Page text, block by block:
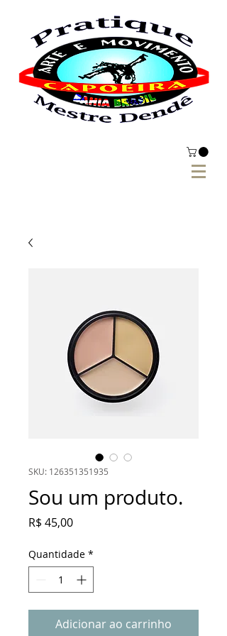
SKU: 126351351935
Sou um produto.
R$ 45,00Preço
Quantidade *
Adicionar ao carrinho